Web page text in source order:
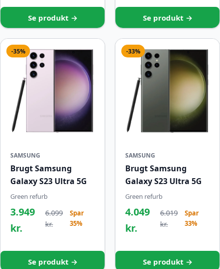
Se produkt → Se produkt →
-35%
SAMSUNG
Brugt Samsung
Galaxy S23 Ultra 5G
Green refurb
3.949
kr.
6.099
kr.
Spar
35%
Se produkt →
-33%
SAMSUNG
Brugt Samsung
Galaxy S23 Ultra 5G
Green refurb
4.049
kr.
6.019
kr.
Spar
33%
Se produkt →